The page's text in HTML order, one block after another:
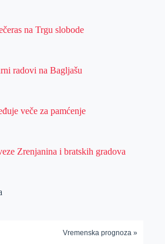
na Trgu slobode
radovi na Bagljašu
veče za pamćenje
Zrenjanina i bratskih gradova